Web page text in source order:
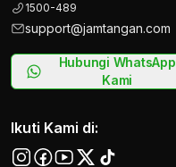
1500-489
support@jamtangan.com
Hubungi WhatsApp
Kami
Ikuti Kami di: